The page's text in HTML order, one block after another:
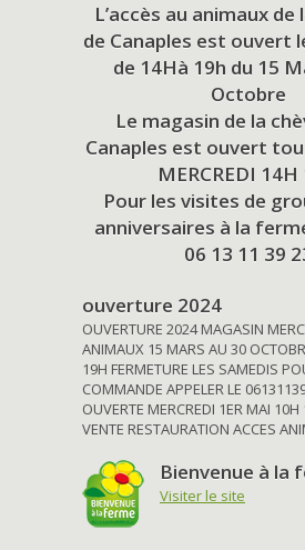
L’accès au animaux
de Canaples est ouvert
de 14Hà 19h du 15
Octobre
Le magasin de la
Canaples est ouvert
MERCREDI 14H
Pour les visites de
anniversaires à la
06 13 11 39
ouverture 2024
OUVERTURE 2024 MAGASIN
ANIMAUX 15 MARS AU 30
19H FERMETURE LES SAMEDIS
COMMANDE APPELER LE
OUVERTE MERCREDI 1ER MAI
VENTE RESTAURATION ACCES
Bienvenue à la
Visiter le site